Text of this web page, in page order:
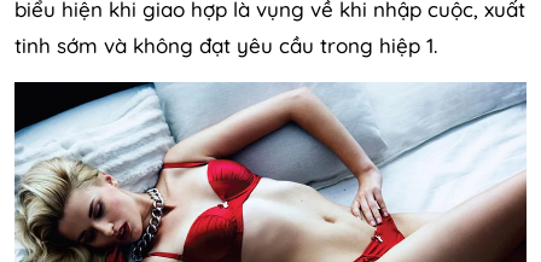
biểu hiện khi giao hợp là vụng về khi nhập cuộc, xuất
tinh sớm và không đạt yêu cầu trong hiệp 1.